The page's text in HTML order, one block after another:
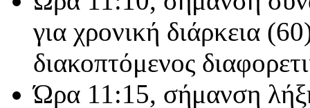
για χρονική διάρκεια
διακοπτόμενος
Ώρα 11:15, σήμανση